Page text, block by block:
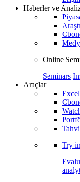
Haberler ve
Online
Seminars
Araçlar
Try in